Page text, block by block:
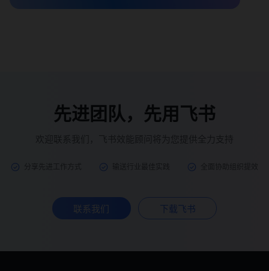
先进团队，先用飞书
联系我们 下载飞书